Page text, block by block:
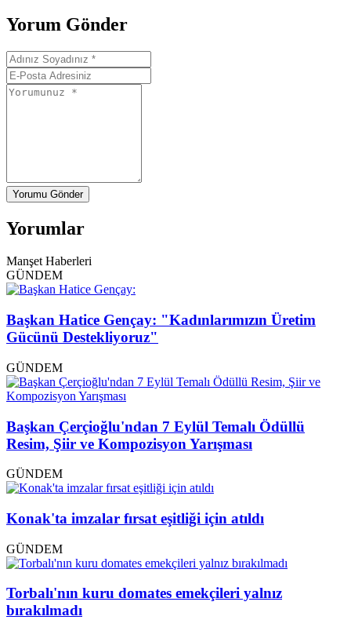
Yorum Gönder
Yorumu Gönder
Yorumlar
Manşet Haberleri
GÜNDEM
Başkan Hatice Gençay: "Kadınlarımızın Üretim
Gücünü Destekliyoruz"
GÜNDEM
Başkan Çerçioğlu'ndan 7 Eylül Temalı Ödüllü
Resim, Şiir ve Kompozisyon Yarışması
GÜNDEM
Konak'ta imzalar fırsat eşitliği için atıldı
GÜNDEM
Torbalı'nın kuru domates emekçileri yalnız
bırakılmadı